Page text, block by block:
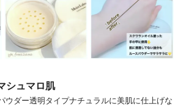
シュマロ肌
ウダー透明タイプナチュラルに美肌に仕上げな